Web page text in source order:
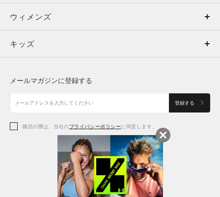
ウィメンズ
キッズ
アクセサリー
トップス
ボトムス
アクセサリー
ウィメンズ
トップス
シューズ
アクセサリー
レギンス＆タイツ
キッズ
シューズ
メールマガジンに登録する
登録する
購読の際は、当社のプライバシーポリシーに同意します。